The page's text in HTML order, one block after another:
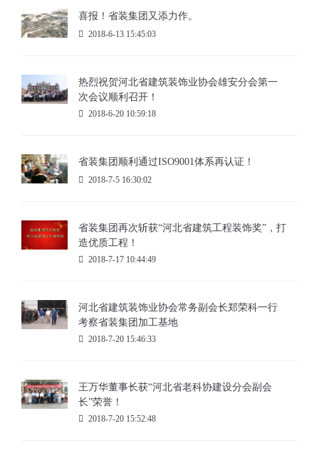
喜报！省装集团又添力作。
2018-6-13 15:45:03
热烈祝贺河北省建筑装饰业协会雄安分会第一
次会议顺利召开！
2018-6-20 10:59:18
省装集团顺利通过ISO9001体系再认证！
2018-7-5 16:30:02
省装集团再次斩获“河北省建筑工程装饰奖”，打
造优质工程！
2018-7-17 10:44:49
河北省建筑装饰业协会常务副会长郑荣科一行
考察省装集团加工基地
2018-7-20 15:46:33
王万华董事长获“河北省老科协建设分会副会
长”荣誉！
2018-7-20 15:52:48